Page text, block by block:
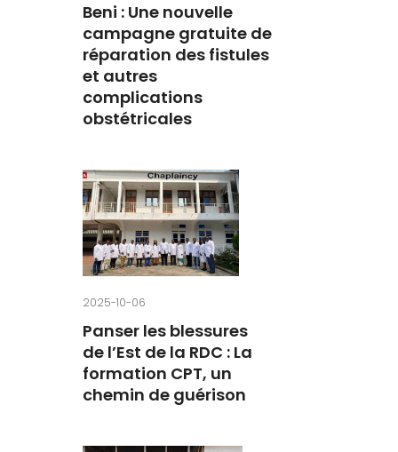
Beni : Une nouvelle
campagne gratuite de
réparation des fistules
et autres
complications
obstétricales
2025-10-06
Panser les blessures
de l’Est de la RDC : La
formation CPT, un
chemin de guérison